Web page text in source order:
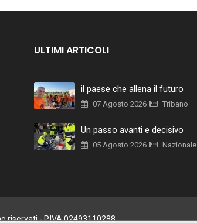
ULTIMI ARTICOLI
il paese che allena il futuro
07 Agosto 2026 Tribano
Un passo avanti e decisivo
05 Agosto 2026 Nazionale
riservati - P.IVA 02493110288